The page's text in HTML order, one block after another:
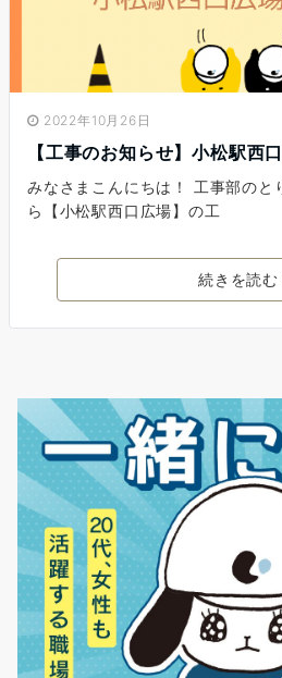
2022年10月26日
【工事のお知らせ】小松駅西
みなさまこんにちは！ 工事部のと
ら【小松駅西口広場】の工
続きを読む